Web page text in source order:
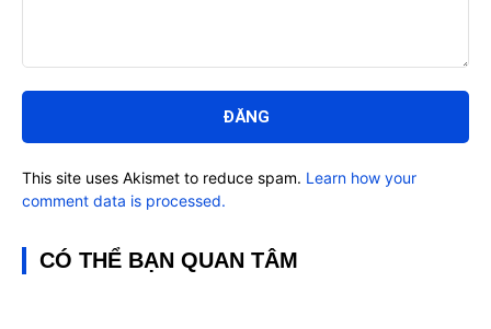
luận:
This site uses Akismet to reduce spam. Learn how your
comment data is processed.
CÓ THỂ BẠN QUAN TÂM